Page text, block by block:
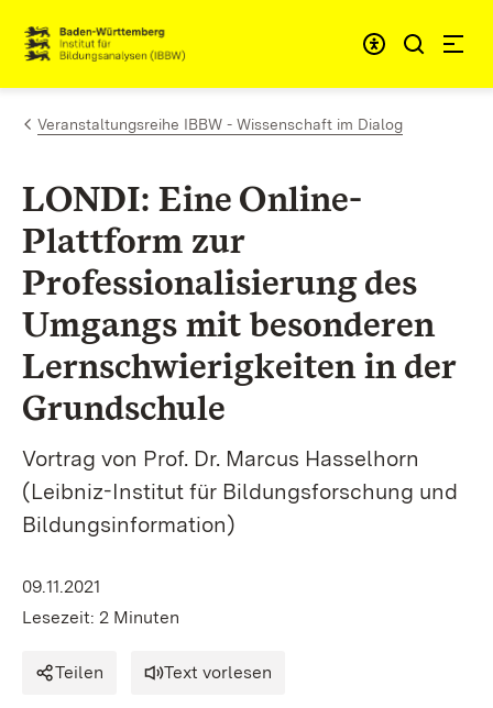
Zum Inhalt springen
Link zur Startseite
Veranstaltungsreihe IBBW - Wissenschaft im Dialog
LONDI: Eine Online-
Plattform zur
Professionalisierung des
Umgangs mit besonderen
Lernschwierigkeiten in der
Grundschule
Vortrag von Prof. Dr. Marcus Hasselhorn
(Leibniz-Institut für Bildungsforschung und
Bildungsinformation)
09.11.2021
Lesezeit: 2 Minuten
Teilen Text vorlesen